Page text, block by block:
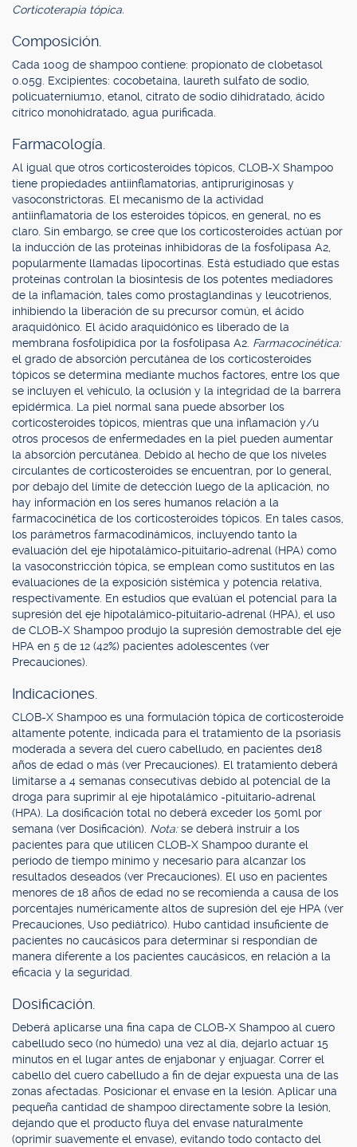
Corticoterapia tópica.
Composición.
Cada 100g de shampoo contiene: propionato de clobetasol
0.05g. Excipientes: cocobetaína, laureth sulfato de sodio,
policuaternium10, etanol, citrato de sodio dihidratado, ácido
cítrico monohidratado, agua purificada.
Farmacología.
Al igual que otros corticosteroides tópicos, CLOB-X Shampoo
tiene propiedades antiinflamatorias, antipruriginosas y
vasoconstrictoras. El mecanismo de la actividad
antiinflamatoria de los esteroides tópicos, en general, no es
claro. Sin embargo, se cree que los corticosteroides actúan por
la inducción de las proteínas inhibidoras de la fosfolipasa A2,
popularmente llamadas lipocortinas. Está estudiado que estas
proteínas controlan la biosíntesis de los potentes mediadores
de la inflamación, tales como prostaglandinas y leucotrienos,
inhibiendo la liberación de su precursor común, el ácido
araquidónico. El ácido araquidónico es liberado de la
membrana fosfolipídica por la fosfolipasa A2. Farmacocinética:
el grado de absorción percutánea de los corticosteroides
tópicos se determina mediante muchos factores, entre los que
se incluyen el vehículo, la oclusión y la integridad de la barrera
epidérmica. La piel normal sana puede absorber los
corticosteroides tópicos, mientras que una inflamación y/u
otros procesos de enfermedades en la piel pueden aumentar
la absorción percutánea. Debido al hecho de que los niveles
circulantes de corticosteroides se encuentran, por lo general,
por debajo del límite de detección luego de la aplicación, no
hay información en los seres humanos relación a la
farmacocinética de los corticosteroides tópicos. En tales casos,
los parámetros farmacodinámicos, incluyendo tanto la
evaluación del eje hipotalámico-pituitario-adrenal (HPA) como
la vasoconstricción tópica, se emplean como sustitutos en las
evaluaciones de la exposición sistémica y potencia relativa,
respectivamente. En estudios que evalúan el potencial para la
supresión del eje hipotalámico-pituitario-adrenal (HPA), el uso
de CLOB-X Shampoo produjo la supresión demostrable del eje
HPA en 5 de 12 (42%) pacientes adolescentes (ver
Precauciones).
Indicaciones.
CLOB-X Shampoo es una formulación tópica de corticosteroide
altamente potente, indicada para el tratamiento de la psoriasis
moderada a severa del cuero cabelludo, en pacientes de18
años de edad o más (ver Precauciones). El tratamiento deberá
limitarse a 4 semanas consecutivas debido al potencial de la
droga para suprimir al eje hipotalámico -pituitario-adrenal
(HPA). La dosificación total no deberá exceder los 50ml por
semana (ver Dosificación). Nota:se deberá instruir a los
pacientes para que utilicen CLOB-X Shampoo durante el
período de tiempo mínimo y necesario para alcanzar los
resultados deseados (ver Precauciones). El uso en pacientes
menores de 18 años de edad no se recomienda a causa de los
porcentajes numéricamente altos de supresión del eje HPA (ver
Precauciones, Uso pediátrico). Hubo cantidad insuficiente de
pacientes no caucásicos para determinar si respondían de
manera diferente a los pacientes caucásicos, en relación a la
eficacia y la seguridad.
Dosificación.
Deberá aplicarse una fina capa de CLOB-X Shampoo al cuero
cabelludo seco (no húmedo) una vez al día, dejarlo actuar 15
minutos en el lugar antes de enjabonar y enjuagar. Correr el
cabello del cuero cabelludo a fin de dejar expuesta una de las
zonas afectadas. Posicionar el envase en la lesión. Aplicar una
pequeña cantidad de shampoo directamente sobre la lesión,
dejando que el producto fluya del envase naturalmente
(oprimir suavemente el envase), evitando todo contacto del